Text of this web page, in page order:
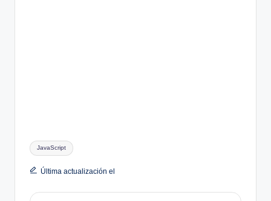
Etiquetas:
JavaScript
Última actualización el